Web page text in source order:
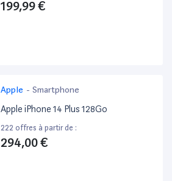
199,99 €
Apple - Smartphone
Apple iPhone 14 Plus 128Go
222 offres à partir de :
294,00 €